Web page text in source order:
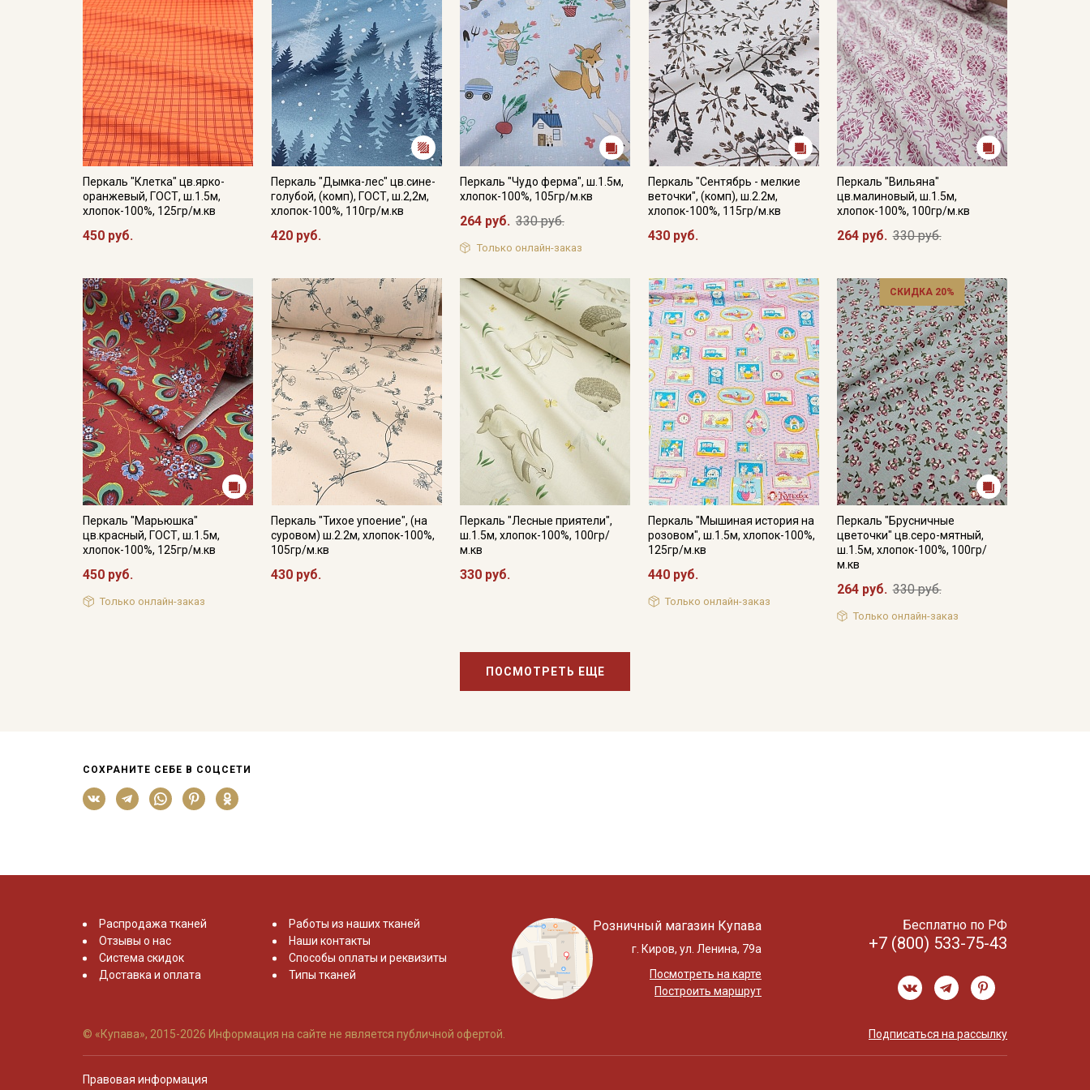
Перкаль "Клетка" цв.ярко-
оранжевый, ГОСТ, ш.1.5м,
хлопок-100%, 125гр/м.кв
450 руб.
Перкаль "Дымка-лес" цв.сине-
голубой, (комп), ГОСТ, ш.2,2м,
хлопок-100%, 110гр/м.кв
420 руб.
Перкаль "Чудо ферма", ш.1.5м,
хлопок-100%, 105гр/м.кв
264 руб. 330 руб.
Только онлайн-заказ
Перкаль "Сентябрь - мелкие
веточки", (комп), ш.2.2м,
хлопок-100%, 115гр/м.кв
430 руб.
Перкаль "Вильяна"
цв.малиновый, ш.1.5м,
хлопок-100%, 100гр/м.кв
264 руб. 330 руб.
Перкаль "Марьюшка"
цв.красный, ГОСТ, ш.1.5м,
хлопок-100%, 125гр/м.кв
450 руб.
Только онлайн-заказ
Перкаль "Тихое упоение", (на
суровом) ш.2.2м, хлопок-100%,
105гр/м.кв
430 руб.
Перкаль "Лесные приятели",
ш.1.5м, хлопок-100%, 100гр/
м.кв
330 руб.
Перкаль "Мышиная история на
розовом", ш.1.5м, хлопок-100%,
125гр/м.кв
440 руб.
Только онлайн-заказ
СКИДКА 20%
Перкаль "Брусничные
цветочки" цв.серо-мятный,
ш.1.5м, хлопок-100%, 100гр/
м.кв
264 руб. 330 руб.
Только онлайн-заказ
ПОСМОТРЕТЬ ЕЩЕ
СОХРАНИТЕ СЕБЕ В СОЦСЕТИ
Распродажа тканей
Отзывы о нас
Система скидок
Доставка и оплата
Работы из наших тканей
Наши контакты
Способы оплаты и реквизиты
Типы тканей
Розничный магазин Купава
г. Киров, ул. Ленина, 79а
Посмотреть на карте
Построить маршрут
Бесплатно по РФ
+7 (800) 533-75-43
© «Купава», 2015-2026 Информация на сайте не является публичной офертой. Подписаться на рассылку
Правовая информация
Электронная почта
Подписаться
Ознакомлен(а) с Политикой обработки персональных
данных
и даю Согласие на обработку персональных
Даю
Согласие на получение рекламных и